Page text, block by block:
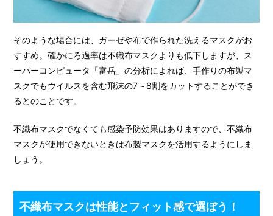
そのような場合には、ガーゼや布で作られた洗えるマスクがお
すすめ。確かにろ過率は不織布マスクよりも低下しますが、ス
ーパーコンピュータ「富岳」の分析によれば、手作りの布製マ
スクでもウイルスを含む飛沫の7～8割をカットすることができ
るとのことです。
不織布マスクでなくても感染予防効果はありますので、不織布
マスクが使用できないときは布製マスクを活用するようにしま
しょう。
不織布マスクは性能とフィット感で選ぼう！